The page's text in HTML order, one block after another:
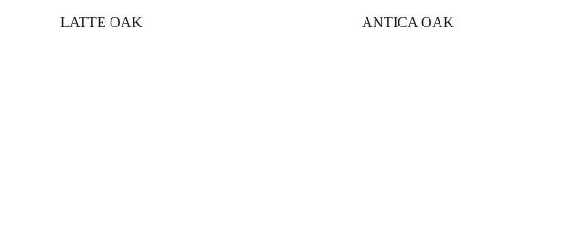
LATTE OAK ANTICA OAK